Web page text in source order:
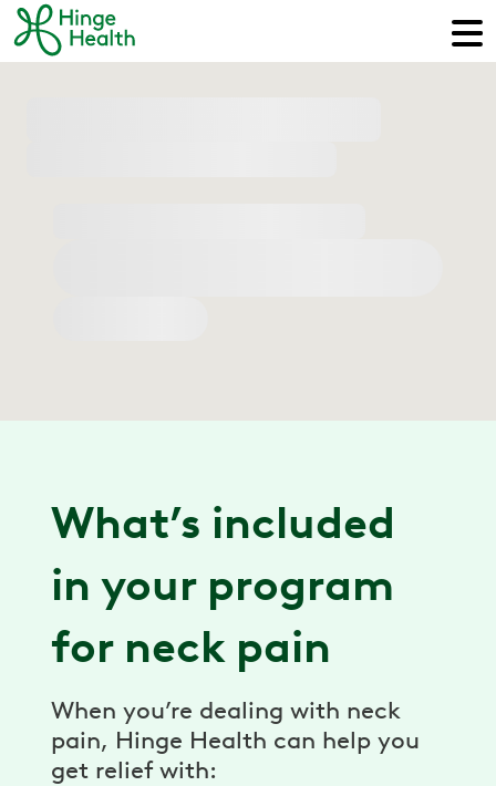
What’s included
in your program
for neck pain
When you’re dealing with neck
pain, Hinge Health can help you
get relief with: